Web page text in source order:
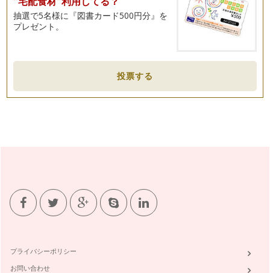
抽選で5名様に『図書カード500円分』を
プレゼント。
投票する
プライバシーポリシー
お問い合わせ